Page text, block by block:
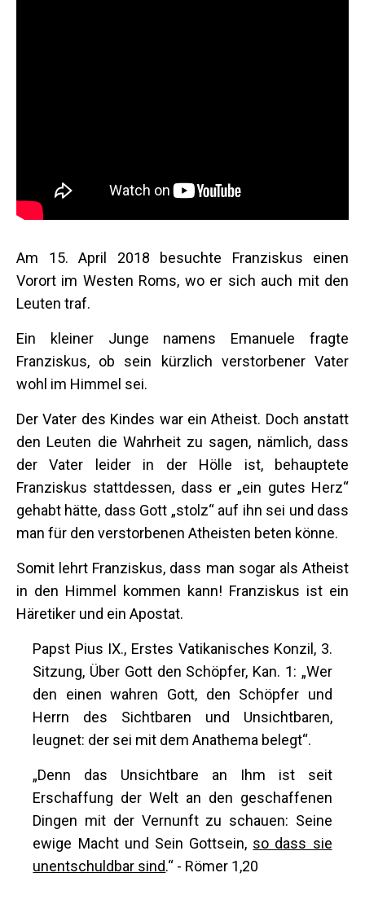
Am 15. April 2018 besuchte Franziskus einen
Vorort im Westen Roms, wo er sich auch mit den
Leuten traf.
Ein kleiner Junge namens Emanuele fragte
Franziskus, ob sein kürzlich verstorbener Vater
wohl im Himmel sei.
Der Vater des Kindes war ein Atheist. Doch anstatt
den Leuten die Wahrheit zu sagen, nämlich, dass
der Vater leider in der Hölle ist, behauptete
Franziskus stattdessen, dass er „ein gutes Herz“
gehabt hätte, dass Gott „stolz“ auf ihn sei und dass
man für den verstorbenen Atheisten beten könne.
Somit lehrt Franziskus, dass man sogar als Atheist
in den Himmel kommen kann! Franziskus ist ein
Häretiker und ein Apostat.
Papst Pius IX., Erstes Vatikanisches Konzil, 3.
Sitzung, Über Gott den Schöpfer, Kan. 1: „Wer
den einen wahren Gott, den Schöpfer und
Herrn des Sichtbaren und Unsichtbaren,
leugnet: der sei mit dem Anathema belegt“.
„Denn das Unsichtbare an Ihm ist seit
Erschaffung der Welt an den geschaffenen
Dingen mit der Vernunft zu schauen: Seine
ewige Macht und Sein Gottsein, so dass sie
unentschuldbar sind.“ - Römer 1,20